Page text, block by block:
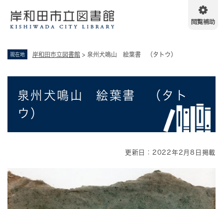
現在地 岸和田市立図書館 > 泉州犬鳴山 絵葉書 （タトウ）
泉州犬鳴山 絵葉書 （タト
ウ）
更新日：2022年2月8日掲載